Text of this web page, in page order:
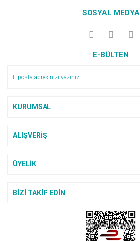
SOSYAL MEDYA
E-BÜLTEN
KURUMSAL
ALIŞVERİŞ
ÜYELİK
BİZİ TAKİP EDİN